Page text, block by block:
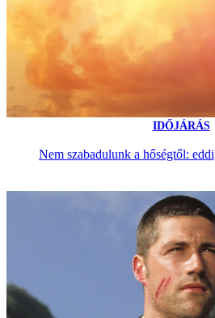
IDŐJÁRÁS
Nem szabadulunk a hőségtől: